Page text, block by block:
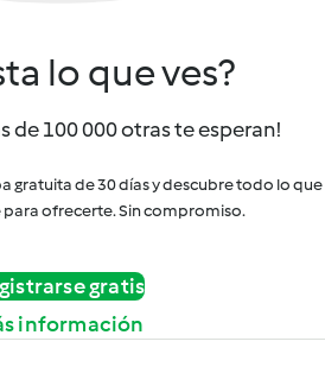
lo que ves?
de 100 000 otras te esperan!
gratuita de 30 días y descubre todo lo que
ofrecerte. Sin compromiso.
gratis
información